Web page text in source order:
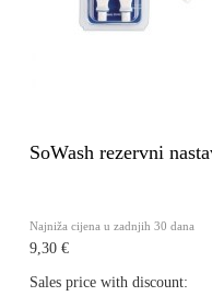
SoWash rezervni
Najniža cijena u zadnjih 30 dana
9,30 €
Sales price with discount: